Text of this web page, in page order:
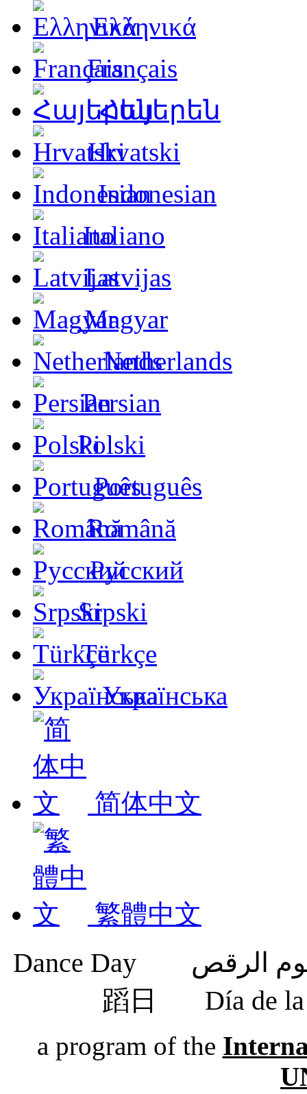
Ελληνικά
Français
Հայերեն
Hrvatski
Indonesian
Italiano
Latvijas
Magyar
Netherlands
Persian
Polski
Português
Română
Русский
Srpski
Türkçe
Українська
简体中文
繁體中文
蹈日 Día de
a program of the